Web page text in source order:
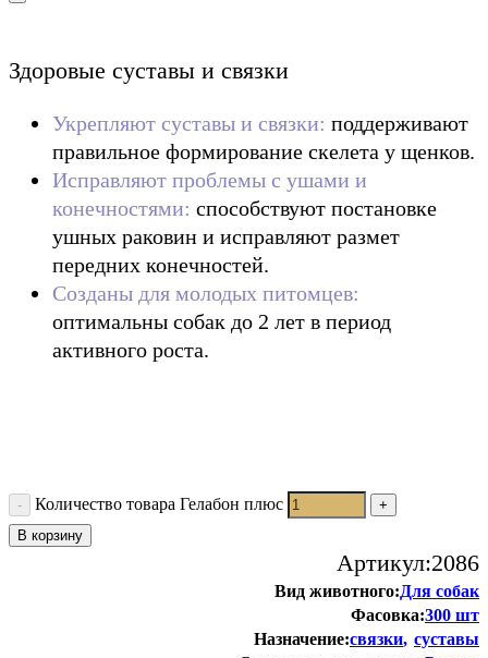
Здоровые суставы и связки
Укрепляют суставы и связки: поддерживают
правильное формирование скелета у щенков.
Исправляют проблемы с ушами и
конечностями: способствуют постановке
ушных раковин и исправляют размет
передних конечностей.
Созданы для молодых питомцев:
оптимальны собак до 2 лет в период
активного роста.
Количество товара Гелабон плюс
В корзину
Артикул:2086
Вид животного:Для собак
Фасовка:300 шт
Назначение:связки суставы